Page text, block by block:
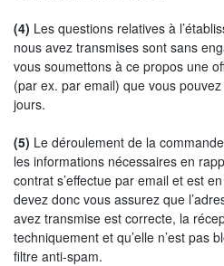
(4) Les questions relatives à
nous avez transmises sont sans
vous soumettons à ce propos une
(par ex. par email) que vous
jours.
(5) Le déroulement de la
les informations nécessaires en
contrat s’effectue par email et est
devez donc vous assurez que
avez transmise est correcte, la
techniquement et qu’elle n’est pas
filtre anti-spam.